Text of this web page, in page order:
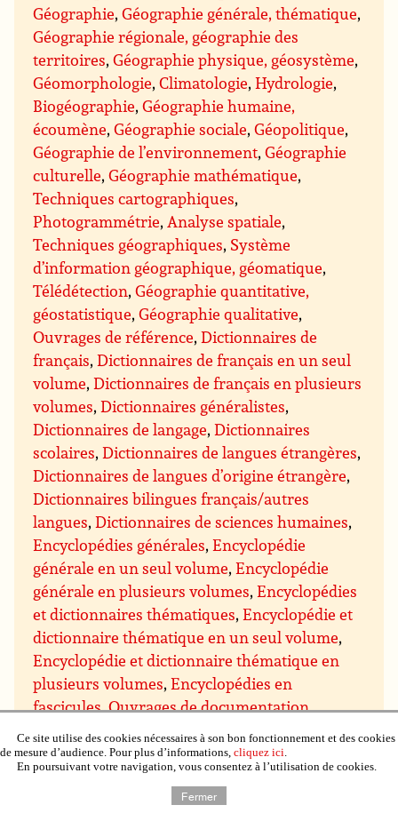
Géographie,Géographie générale, thématique,
Géographie régionale, géographie des
territoires,Géographie physique, géosystème,
Géomorphologie,Climatologie,Hydrologie,
Biogéographie,Géographie humaine,
écoumène,Géographie sociale,Géopolitique,
Géographie de l’environnement,Géographie
culturelle,Géographie mathématique,
Techniques cartographiques,
Photogrammétrie, Analyse spatiale,
Techniques géographiques, Système
d’information géographique, géomatique,
Télédétection,Géographie quantitative,
géostatistique,Géographie qualitative,
Ouvrages de référence,Dictionnaires de
français,Dictionnaires de français en un seul
volume,Dictionnaires de français en plusieurs
volumes,Dictionnaires généralistes,
Dictionnaires de langage,Dictionnaires
scolaires,Dictionnaires de langues étrangères,
Dictionnaires de langues d’origine étrangère,
Dictionnaires bilingues français/autres
langues,Dictionnaires de sciences humaines,
Encyclopédies générales,Encyclopédie
générale en un seul volume,Encyclopédie
générale en plusieurs volumes,Encyclopédies
et dictionnaires thématiques,Encyclopédie et
dictionnaire thématique en un seul volume,
Encyclopédie et dictionnaire thématique en
plusieurs volumes,Encyclopédies en
fascicules,Ouvrages de documentation,
Annuaire
Catalogue éditeur
Bibliothéconomie,Littérature générale
Œuvres classiques,Antiquité,Moyen-Âge,
Moderne (avant 1799),XXe siècle avant 1945
Ce site utilise des cookies nécessaires à son bon fonctionnement et des cookies
de mesure d’audience. Pour plus d’informations, cliquez ici.
En poursuivant votre navigation, vous consentez à l’utilisation de cookies.
Fermer